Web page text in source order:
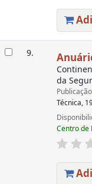
9.
da
Técnica,
Centro de